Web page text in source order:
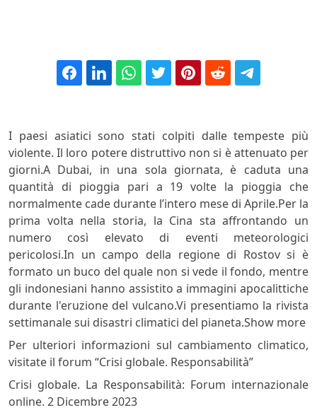
I paesi asiatici sono stati colpiti dalle tempeste più
violente. Il loro potere distruttivo non si è attenuato per
giorni.A Dubai, in una sola giornata, è caduta una
quantità di pioggia pari a 19 volte la pioggia che
normalmente cade durante l’intero mese di Aprile.Per la
prima volta nella storia, la Cina sta affrontando un
numero così elevato di eventi meteorologici
pericolosi.In un campo della regione di Rostov si è
formato un buco del quale non si vede il fondo, mentre
gli indonesiani hanno assistito a immagini apocalittiche
durante l'eruzione del vulcano.Vi presentiamo la rivista
settimanale sui disastri climatici del pianeta.Show more
Per ulteriori informazioni sul cambiamento climatico,
visitate il forum “Crisi globale. Responsabilità”
Crisi globale. La Responsabilità: Forum internazionale
online. 2 Dicembre 2023